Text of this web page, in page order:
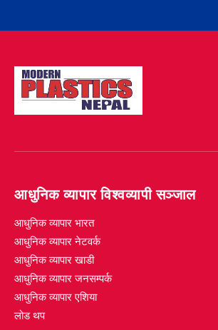
आधुनिक व्यापार विश्वव्यापी सञ्जाल
आधुनिक व्यापार भारत
आधुनिक व्यापार नेटवर्क
आधुनिक व्यापार खाडी
आधुनिक व्यापार जनसम्पर्क
आधुनिक व्यापार एशिया
लोड थप